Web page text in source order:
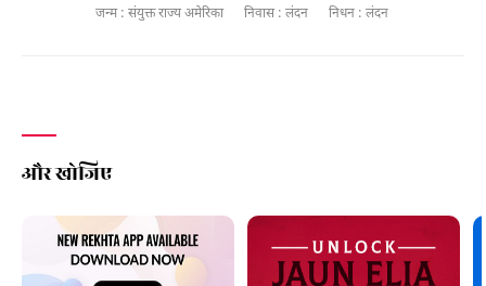
जन्म : संयुक्त राज्य अमेरिका निवास : लंदन निधन : लंदन
और खोजिए